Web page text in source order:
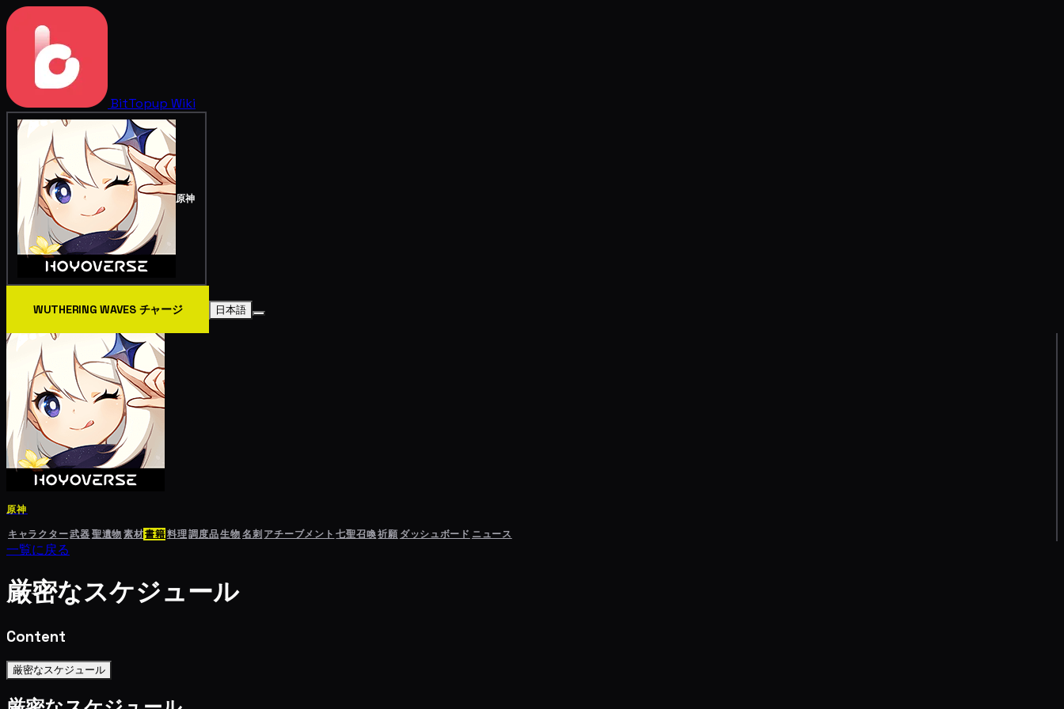
BitTopup Wiki
原神
WUTHERING WAVES チャージ 日本語
原神
キャラクター武器聖遺物素材書籍料理調度品生物名刺 アチーブメント 七聖召喚祈願 ダッシュボード ニュース
一覧に戻る
厳密なスケジュール
Content
厳密なスケジュール